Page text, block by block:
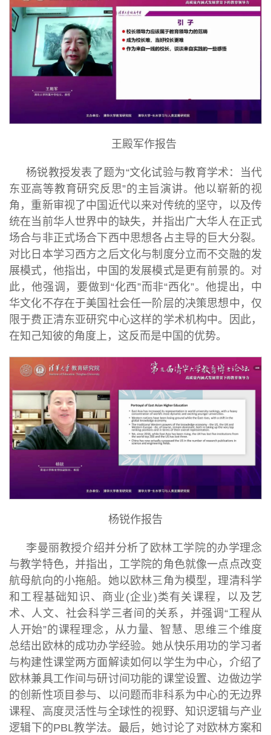
王殿军作报告
杨锐教授发表了题为“文化试验与教育学术：当代
东亚高等教育研究反思”的主旨演讲。他以崭新的视
角，重新审视了中国近代以来对传统的坚守，以及传
统在当前华人世界中的缺失，并指出广大华人在正式
场合与非正式场合下西中思想各占主导的巨大分裂。
对比日本学习西方之后文化与制度分立而不交融的发
展模式，他指出，中国的发展模式是更有前景的。对
此，他强调，要做到“化西”而非“西化”。他提出，中
华文化不存在于美国社会任一阶层的决策思想中，仅
限于费正清东亚研究中心这样的学术机构中。因此，
在知己知彼的角度上，这反而是中国的优势。
杨锐作报告
李曼丽教授介绍并分析了欧林工学院的办学理念
与教学特色，并指出，工学院的角色就像一点点改变
航母航向的小拖船。她以欧林三角为模型，理清科学
和工程基础知识、商业(企业)类有关课程，以及艺
术、人文、社会科学三者间的关系，并强调“工程从
人开始”的课程理念，从力量、智慧、思维三个维度
总结出欧林的成功办学经验。她从快乐用功的学习者
与构建性课堂两方面解读如何以学生为中心，介绍了
欧林兼具工作间与研讨间功能的课堂设置、边做边学
的创新性项目参与、以问题而非科系为中心的无边界
课程、高度灵活性与全球性的视野、知识逻辑与产业
逻辑下的PBL教学法。最后，她讨论了对欧林方案和